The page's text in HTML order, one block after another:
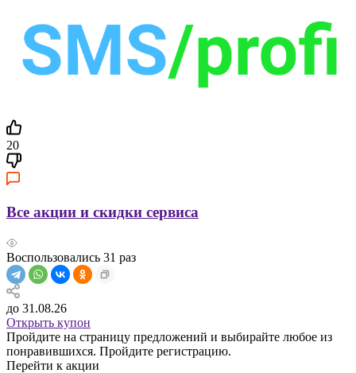
20
Все акции и скидки сервиса
Воспользовались 31 раз
до 31.08.26
Открыть купон
Пройдите на страницу предложений и выбирайте любое из
понравившихся. Пройдите регистрацию.
Перейти к акции